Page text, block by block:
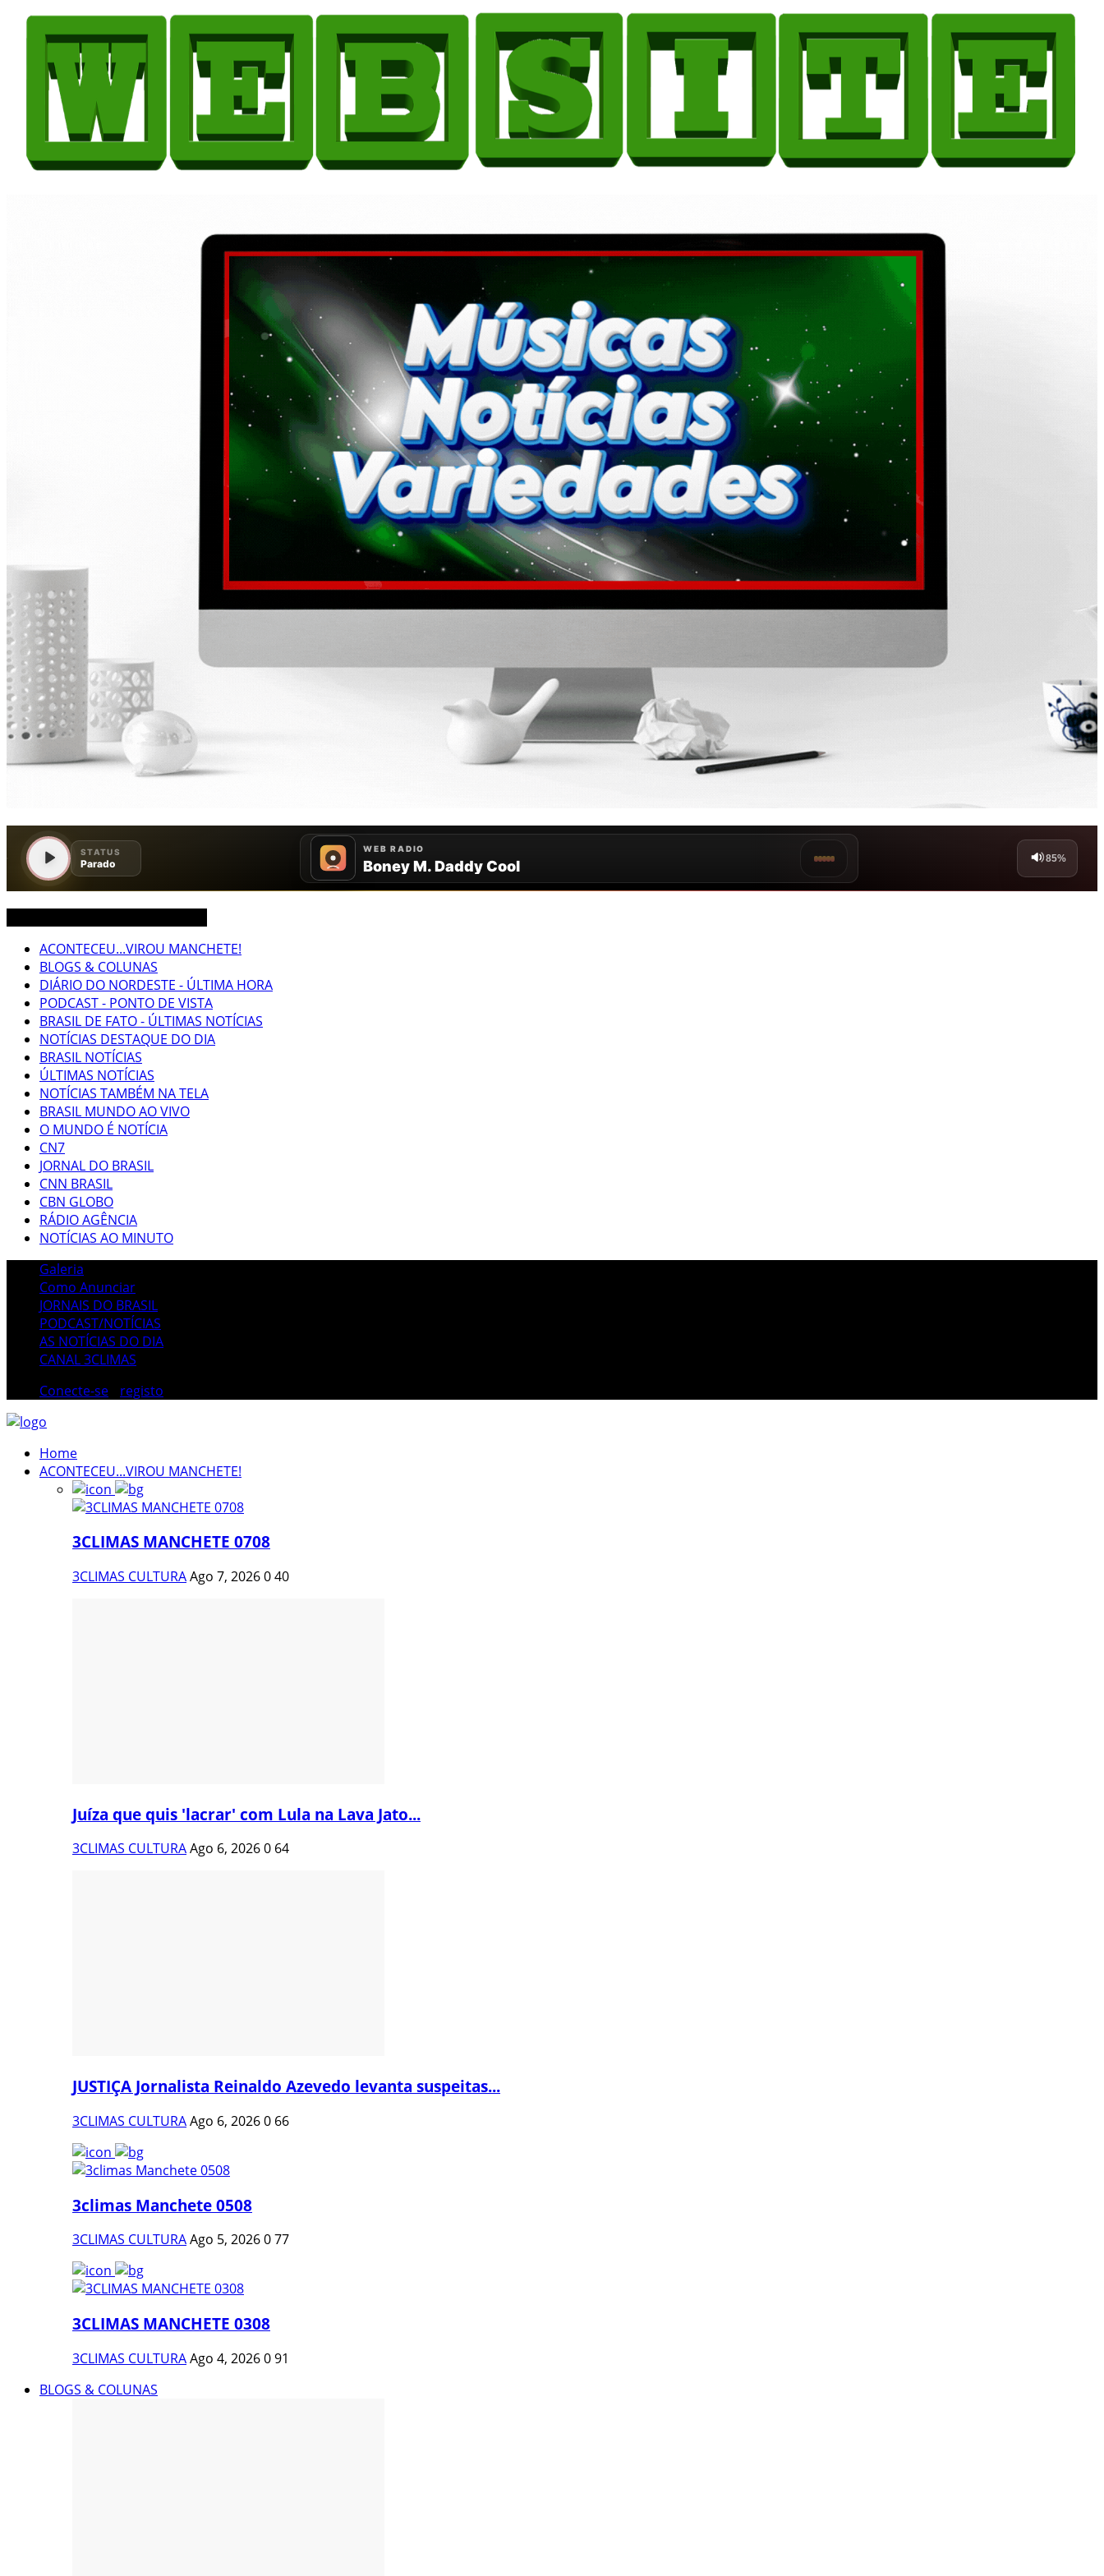
ACONTECEU...VIROU MANCHETE!
BLOGS & COLUNAS
DIÁRIO DO NORDESTE - ÚLTIMA HORA
PODCAST - PONTO DE VISTA
BRASIL DE FATO - ÚLTIMAS NOTÍCIAS
NOTÍCIAS DESTAQUE DO DIA
BRASIL NOTÍCIAS
ÚLTIMAS NOTÍCIAS
NOTÍCIAS TAMBÉM NA TELA
BRASIL MUNDO AO VIVO
O MUNDO É NOTÍCIA
CN7
JORNAL DO BRASIL
CNN BRASIL
CBN GLOBO
RÁDIO AGÊNCIA
NOTÍCIAS AO MINUTO
Galeria
Como Anunciar
JORNAIS DO BRASIL
PODCAST/NOTÍCIAS
AS NOTÍCIAS DO DIA
CANAL 3CLIMAS
Conecte-se
registo
Home
ACONTECEU...VIROU MANCHETE!
3CLIMAS MANCHETE 0708
3CLIMAS CULTURAAgo 7, 2026040
Juíza que quis 'lacrar' com Lula na Lava Jato...
3CLIMAS CULTURAAgo 6, 20260 64
JUSTIÇA Jornalista Reinaldo Azevedo levanta suspeitas...
3CLIMAS CULTURAAgo 6, 20260 66
3climas Manchete 0508
3CLIMAS CULTURAAgo 5, 2026077
3CLIMAS MANCHETE 0308
3CLIMAS CULTURAAgo 4, 2026091
BLOGS & COLUNAS